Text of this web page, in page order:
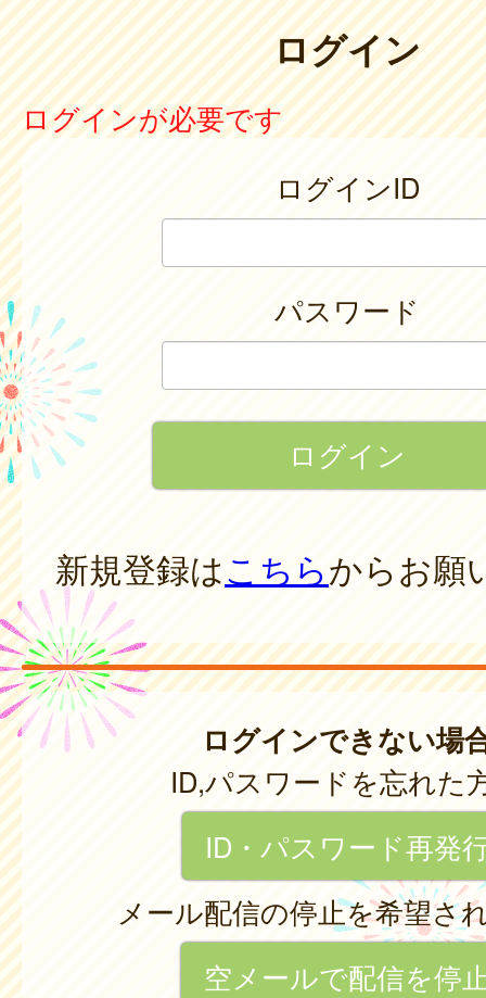
ログイン
ログインが必要です
ログインID
パスワード
新規登録はこちらからお願
ログインできない場
ID,パスワードを忘れた
ID・パスワード再発
メール配信の停止を希望さ
空メールで配信を停